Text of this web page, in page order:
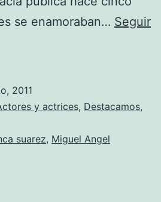
se enamoraban… Seguir
2011
y actrices, Destacamos,
suarez, Miguel Angel